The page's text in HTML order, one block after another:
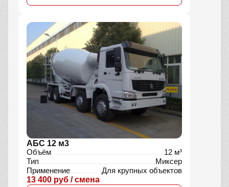
АБС 12 м3
Объём
12 м³
Тип
Миксер
Применение
Для крупных объектов
13 400 руб / смена